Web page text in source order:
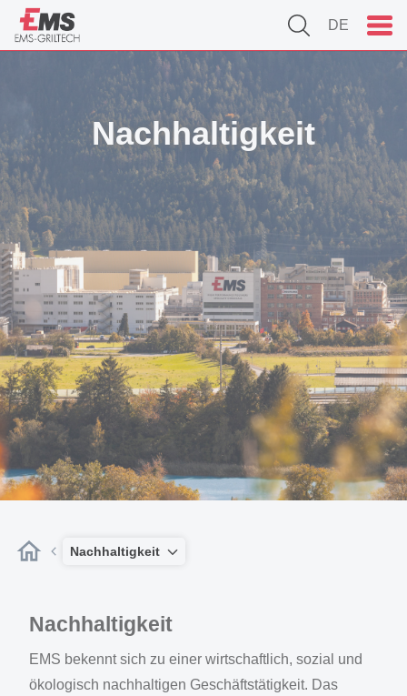
DE
Nachhaltigkeit
Nachhaltigkeit
Nachhaltigkeit
EMS bekennt sich zu einer wirtschaftlich, sozial und
ökologisch nachhaltigen Geschäftstätigkeit. Das